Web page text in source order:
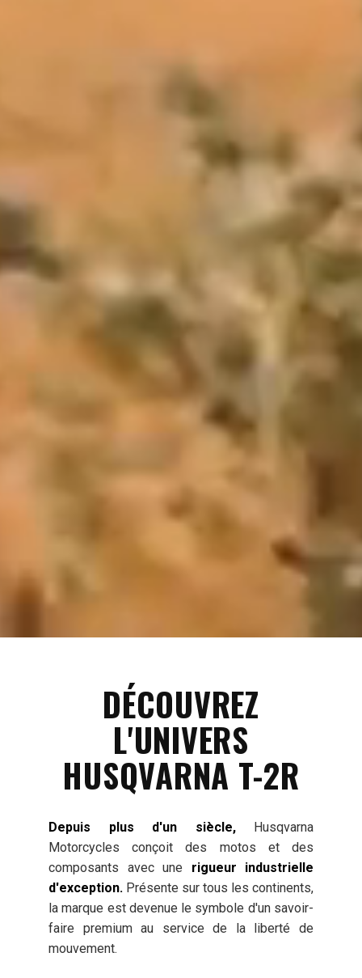
DÉCOUVREZ
L'UNIVERS
HUSQVARNA T-2R
Depuis plus d'un siècle,Husqvarna
Motorcycles conçoit des motos et des
composants avec une rigueur industrielle
d'exception. Présente sur tous les continents,
la marque est devenue le symbole d'un savoir-
faire premium au service de la liberté de
mouvement.